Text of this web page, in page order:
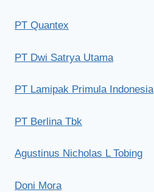
PT Quantex
PT Dwi Satrya Utama
PT Lamipak Primula Indonesia
PT Berlina Tbk
Agustinus Nicholas L Tobing
Doni Mora